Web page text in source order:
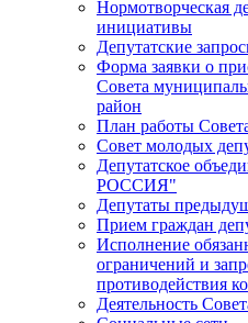
Нормотворческая
инициативы
Депутатские
Форма заявки о
Совета
район
План работы
Совет молодых
Депутатское
РОССИЯ"
Депутаты
Прием граждан
Исполнение
ограничений и
противодействия
Деятельность